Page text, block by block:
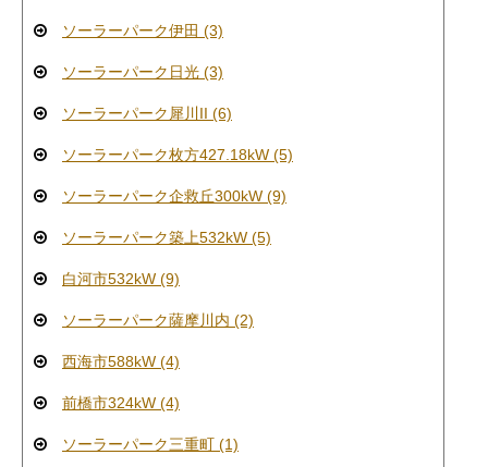
ソーラーパーク伊田 (3)
ソーラーパーク日光 (3)
ソーラーパーク犀川II (6)
ソーラーパーク枚方427.18kW (5)
ソーラーパーク企救丘300kW (9)
ソーラーパーク築上532kW (5)
白河市532kW (9)
ソーラーパーク薩摩川内 (2)
西海市588kW (4)
前橋市324kW (4)
ソーラーパーク三重町 (1)